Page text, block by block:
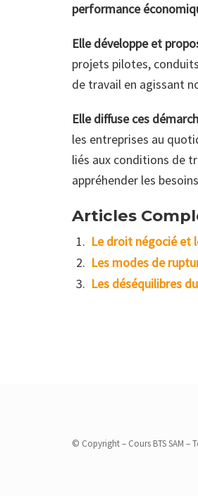
performance
Elle développe et
projets pilotes,
de travail en agissant
Elle diffuse ces
les entreprises au
liés aux conditions de
appréhender les
Articles
Le droit négocié et
Les modes de
Les déséquilibres
© Copyright – Cours BTS SAM –